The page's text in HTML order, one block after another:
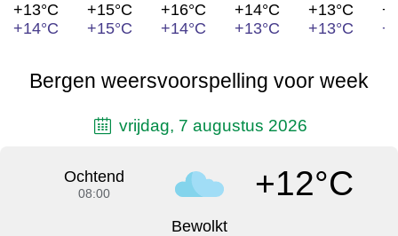
+13°C
+14°C
+15°C
+15°C
+16°C
+14°C
+14°C
+13°C
+13°C
+13°C
Bergen weersvoorspelling voor week
vrijdag, 7 augustus 2026
Ochtend
08:00 +12°C
Bewolkt